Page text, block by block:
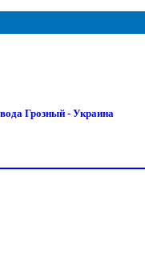
Грозный - Украина